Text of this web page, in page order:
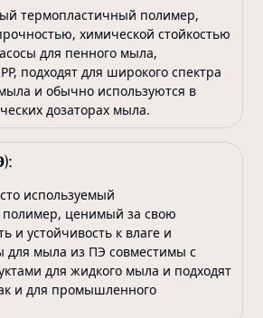
термопластичный полимер,
химической стойкостью
для пенного мыла,
подходят для широкого спектра
и обычно используются в
дозаторах мыла.
используемый
ценимый за свою
и устойчивость к влаге и
для мыла из ПЭ совместимы с
для жидкого мыла и подходят
и для промышленного